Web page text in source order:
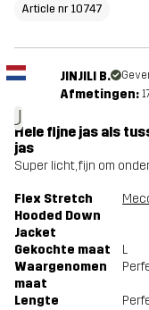
Article nr 10747
J
JINJILI B.
Afmetingen:
Hele fijne jas als
jas
Super licht, fijn om
Flex Stretch
Hooded Down
Jacket
Gekochte maat
L
Waargenomen
maat
Lengte